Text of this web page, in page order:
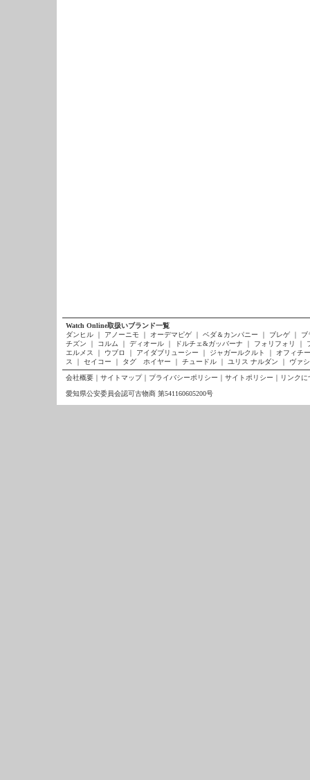
Watch Online取扱いブランド一覧
ダンヒル
｜ アノーニモ ｜ オーデマピゲ ｜ ベダ＆カンパニー ｜ ブレゲ ｜
ブ
チズン
｜ コルム ｜ ディオール ｜ ドルチェ&ガッバーナ ｜ フォリフォリ ｜
エルメス
｜ ウブロ ｜ アイダブリューシー ｜ ジャガールクルト ｜
オフィチ
ス
｜ セイコー ｜ タグ ホイヤー ｜ チュードル ｜ ユリス ナルダン ｜ ヴァ
会社概要 ｜ サイトマップ｜ プライバシーポリシー ｜ サイトポリシー ｜ リンクに
愛知県公安委員会認可古物商 第541160605200号